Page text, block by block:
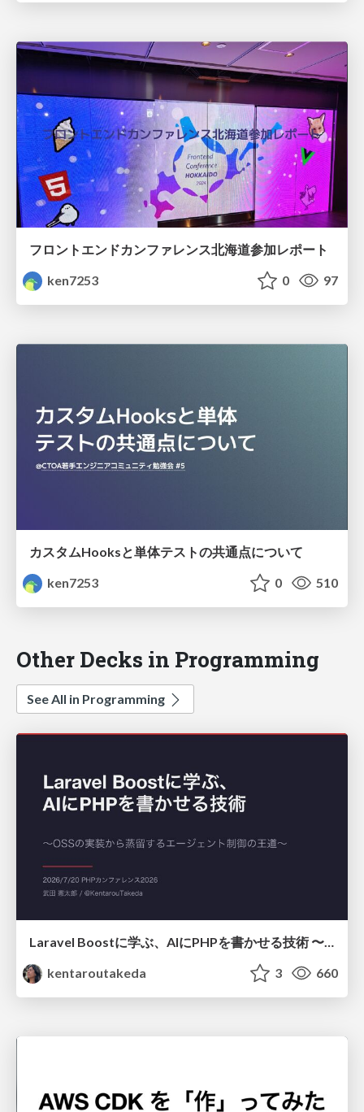
フロントエンドカンファレンス北海道参加レポート
ken7253
0 97
カスタムHooksと単体テストの共通点について
ken7253
0 510
Other Decks in Programming
See All in Programming
kentaroutakeda
3 660